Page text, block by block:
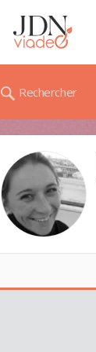
Rechercher